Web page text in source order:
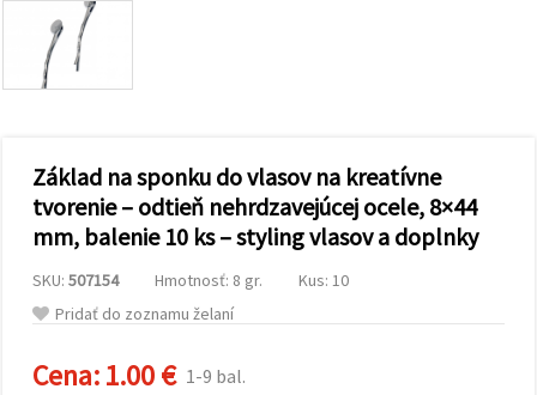
s pomocou
našich
partnerov
pre
súhlasiť s
všetkých
súborov
cookie
na "Prijať
všetky!"
Alebo
uviesť svoje
preferencie
Základ na sponku do vlasov na kreatívne
tvorenie – odtieň nehrdzavejúcej ocele, 8×44
mm, balenie 10 ks – styling vlasov a doplnky
SKU: 507154 Hmotnosť: 8 gr.
Kus: 10
Pridať do zoznamu želaní
Cena:1.00 € 1-9 bal.